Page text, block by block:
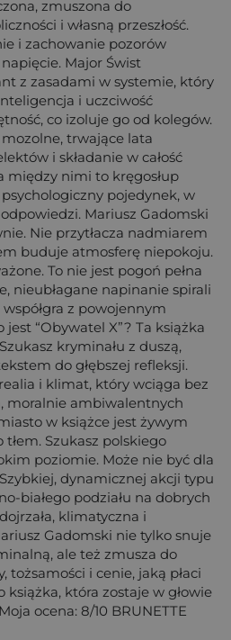
zmuszona do
i własną przeszłość.
i zachowanie pozorów
Major Świst
z zasadami w systemie, który
i uczciwość
co izoluje go od kolegów.
trwające lata
i składanie w całość
między nimi to kręgosłup
pojedynek, w
Mariusz Gadomski
Nie przytłacza nadmiarem
buduje atmosferę niepokoju.
To nie jest pogoń pełna
nieubłagane napinanie spirali
z powojennym
“Obywatel X”? Ta książka
kryminału z duszą,
do głębszej refleksji.
i klimat, który wciąga bez
moralnie ambiwalentnych
w książce jest żywym
Szukasz polskiego
poziomie. Może nie być dla
dynamicznej akcji typu
białego podziału na dobrych
klimatyczna i
Gadomski nie tylko snuje
ale też zmusza do
tożsamości i cenie, jaką płaci
książka, która zostaje w głowie
ocena: 8/10 BRUNETTE